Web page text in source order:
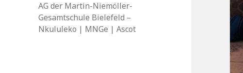
AG der Martin-Niemöller-
Gesamtschule Bielefeld –
Nkululeko | MNGe | Ascot